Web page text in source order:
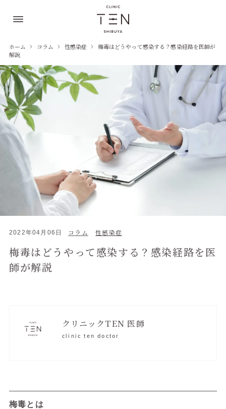
ホーム コラム 性感染症
梅毒はどうやって感染する？感染経路を医師が
解説
2022年04月06日 コラム 性感染症
梅毒はどうやって感染する？感染経路を医
師が解説
クリニックTEN 医師
clinic ten doctor
梅毒とは